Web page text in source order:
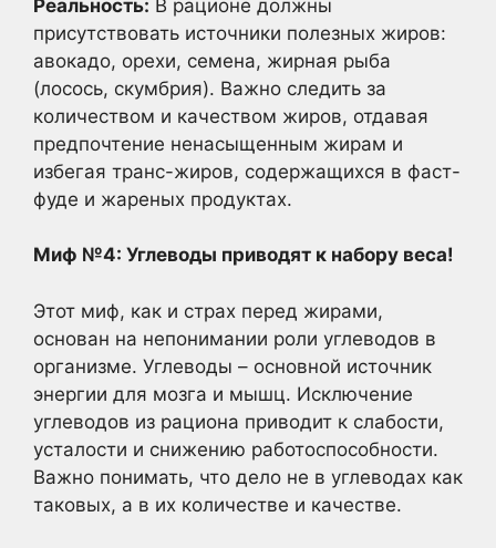
Реальность: В рационе должны
присутствовать источники полезных жиров:
авокадо, орехи, семена, жирная рыба
(лосось, скумбрия). Важно следить за
количеством и качеством жиров, отдавая
предпочтение ненасыщенным жирам и
избегая транс-жиров, содержащихся в фаст-
фуде и жареных продуктах.
Миф №4: Углеводы приводят к набору веса!
Этот миф, как и страх перед жирами,
основан на непонимании роли углеводов в
организме. Углеводы – основной источник
энергии для мозга и мышц. Исключение
углеводов из рациона приводит к слабости,
усталости и снижению работоспособности.
Важно понимать, что дело не в углеводах как
таковых, а в их количестве и качестве.